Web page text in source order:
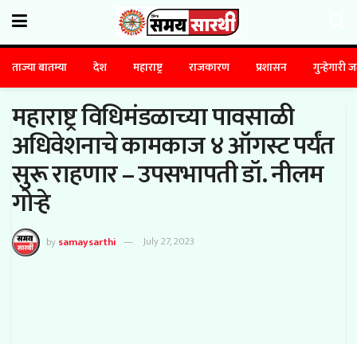
ताज्या बातम्या देश महाराष्ट्र राजकारण प्रशासन गुन्हेगारी
महाराष्ट्र विधिमंडळाच्या पावसाळी
अधिवेशनाचे कामकाज ४ ऑगस्ट पर्यंत
सुरू राहणार – उपसभापती डॉ. नीलम
गोऱ्हे
bysamaysarthi July 27, 2023